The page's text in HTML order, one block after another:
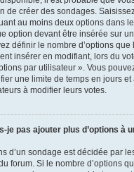
de créer des sondages.
au moins deux options dans
option devant être insérée sur
définir le nombre d’options que
insérer en modifiant, lors du
par utilisateur ». Vous
une limite de temps en jours et
à modifier leurs votes.
je pas ajouter plus d’options à
d’un sondage est décidée par
forum. Si le nombre d’options